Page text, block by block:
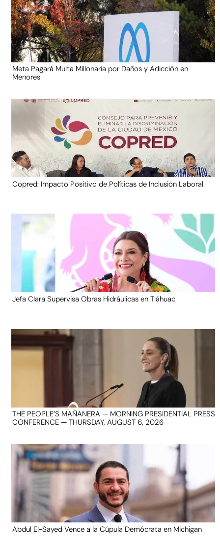
Meta Pagará Multa Millonaria por Daños y Adicción en
Menores
Copred: Impacto Positivo de Políticas de Inclusión Laboral
Jefa Clara Supervisa Obras Hidráulicas en Tláhuac
THE PEOPLE’S MAÑANERA — MORNING PRESIDENTIAL PRESS
CONFERENCE — THURSDAY, AUGUST 6, 2026
Abdul El-Sayed Vence a la Cúpula Demócrata en Michigan